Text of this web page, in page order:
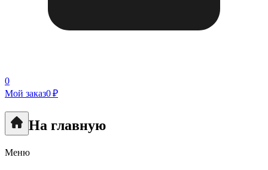
0
Мой заказ0 ₽
На главную
Меню